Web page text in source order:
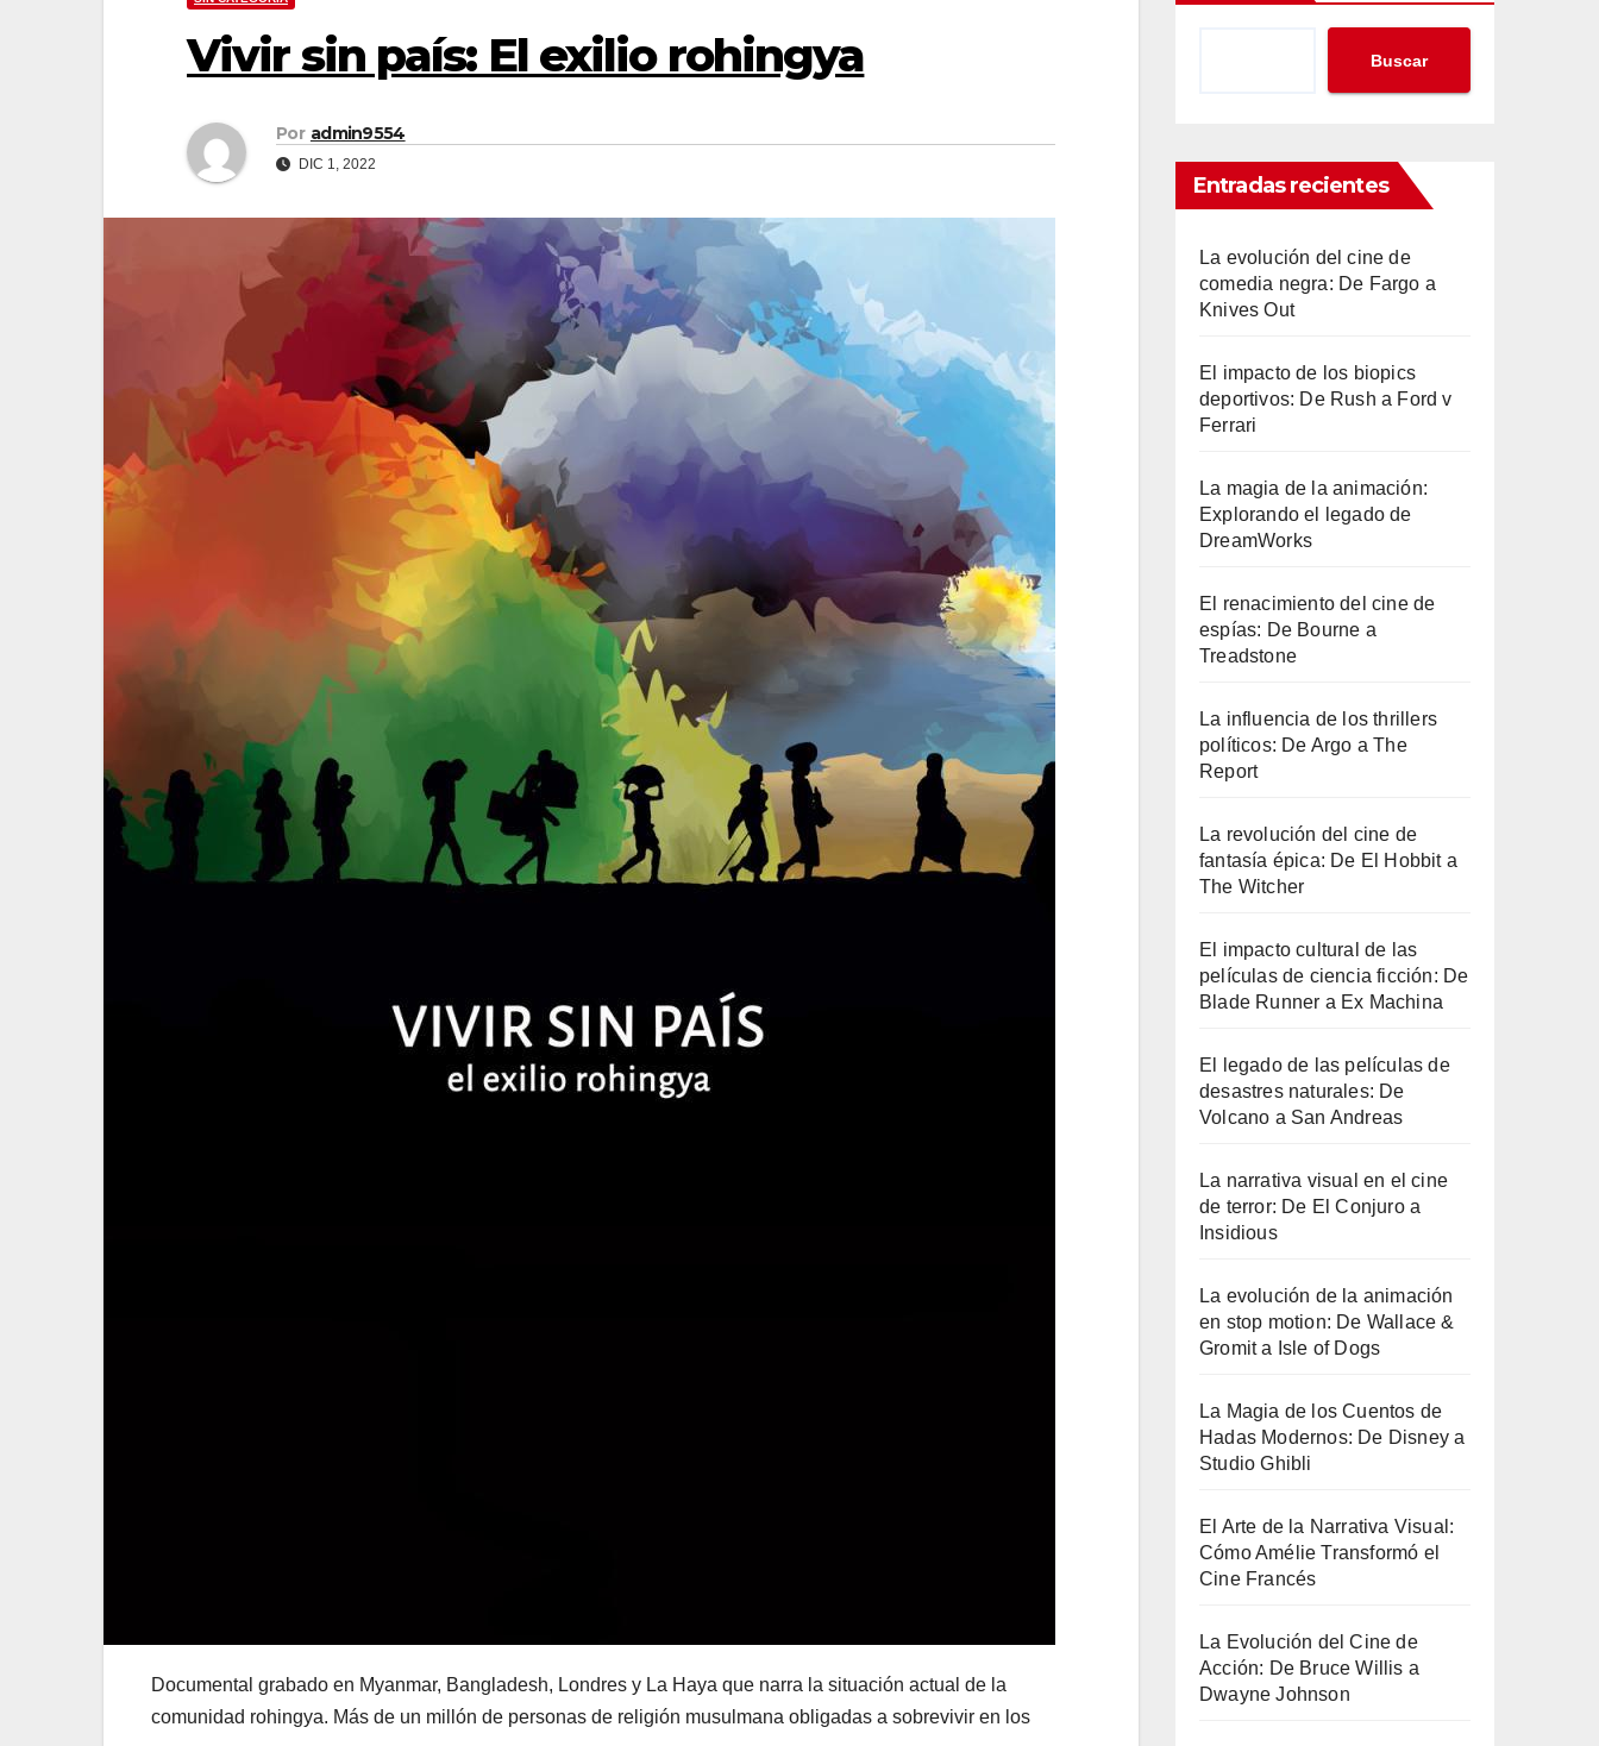
Vivir sin país: El exilio rohingya
Por admin9554
DIC 1, 2022
Documental grabado en Myanmar, Bangladesh, Londres y La Haya que narra la situación actual de la
comunidad rohingya. Más de un millón de personas de religión musulmana obligadas a sobrevivir en los
Buscar
Entradas recientes
La evolución del cine de
comedia negra: De Fargo a
Knives Out
El impacto de los biopics
deportivos: De Rush a Ford v
Ferrari
La magia de la animación:
Explorando el legado de
DreamWorks
El renacimiento del cine de
espías: De Bourne a
Treadstone
La influencia de los thrillers
políticos: De Argo a The
Report
La revolución del cine de
fantasía épica: De El Hobbit a
The Witcher
El impacto cultural de las
películas de ciencia ficción: De
Blade Runner a Ex Machina
El legado de las películas de
desastres naturales: De
Volcano a San Andreas
La narrativa visual en el cine
de terror: De El Conjuro a
Insidious
La evolución de la animación
en stop motion: De Wallace &
Gromit a Isle of Dogs
La Magia de los Cuentos de
Hadas Modernos: De Disney a
Studio Ghibli
El Arte de la Narrativa Visual:
Cómo Amélie Transformó el
Cine Francés
La Evolución del Cine de
Acción: De Bruce Willis a
Dwayne Johnson